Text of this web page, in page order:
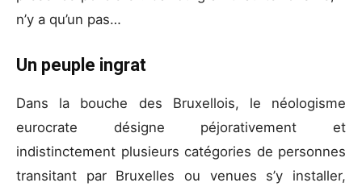
n’y a qu’un pas…
Un peuple ingrat
Dans la bouche des Bruxellois, le néologisme
eurocrate désigne péjorativement et
indistinctement plusieurs catégories de personnes
transitant par Bruxelles ou venues s’y installer,